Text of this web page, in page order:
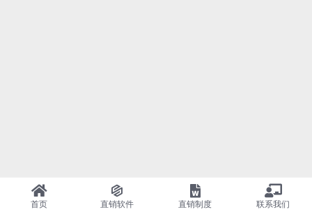
首页 直销软件 直销制度 联系我们